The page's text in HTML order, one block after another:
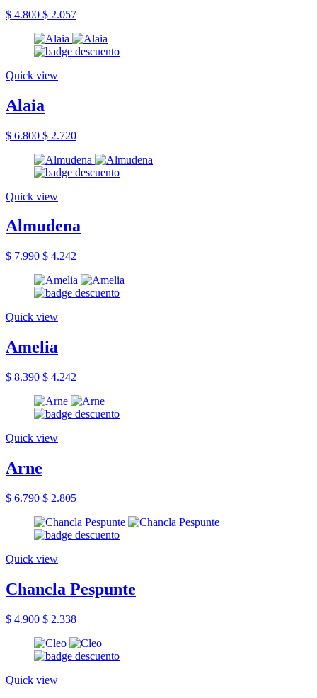
$ 4.800 $ 2.057
Quick view
Alaia
$ 6.800 $ 2.720
Quick view
Almudena
$ 7.990 $ 4.242
Quick view
Amelia
$ 8.390 $ 4.242
Quick view
Arne
$ 6.790 $ 2.805
Quick view
Chancla Pespunte
$ 4.900 $ 2.338
Quick view